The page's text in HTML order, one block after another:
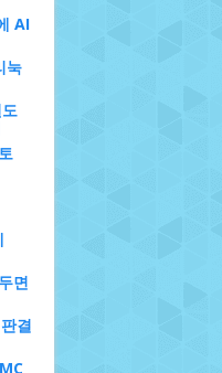
AI
눅
면
결